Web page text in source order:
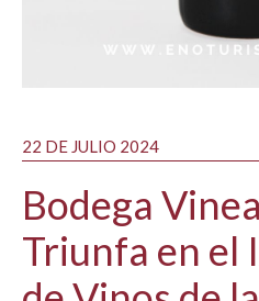
22 DE JULIO 2024
Bodega
Triunfa en el